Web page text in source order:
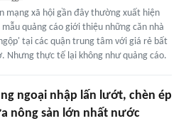
mạng xã hội gần đây thường xuất hiện
mẫu quảng cáo giới thiệu những căn nhà
tại các quận trung tâm với giá rẻ bất
Nhưng thực tế lại không như quảng cáo.
ngoại nhập lấn lướt, chèn ép
nông sản lớn nhất nước